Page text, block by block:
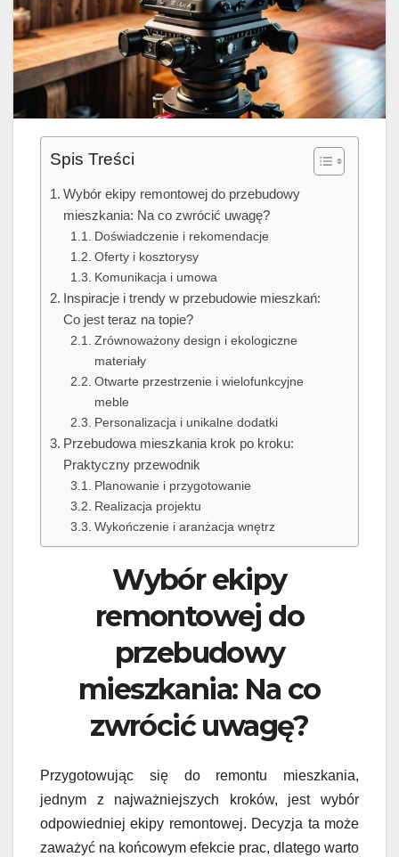
Spis Treści
Wybór ekipy remontowej do przebudowy
mieszkania: Na co zwrócić uwagę?
Doświadczenie i rekomendacje
Oferty i kosztorysy
Komunikacja i umowa
Inspiracje i trendy w przebudowie mieszkań:
Co jest teraz na topie?
Zrównoważony design i ekologiczne
materiały
Otwarte przestrzenie i wielofunkcyjne
meble
Personalizacja i unikalne dodatki
Przebudowa mieszkania krok po kroku:
Praktyczny przewodnik
Planowanie i przygotowanie
Realizacja projektu
Wykończenie i aranżacja wnętrz
Wybór ekipy
remontowej do
przebudowy
mieszkania: Na co
zwrócić uwagę?
Przygotowując się do remontu mieszkania,
jednym z najważniejszych kroków, jest wybór
odpowiedniej ekipy remontowej. Decyzja ta może
zaważyć na końcowym efekcie prac, dlatego warto